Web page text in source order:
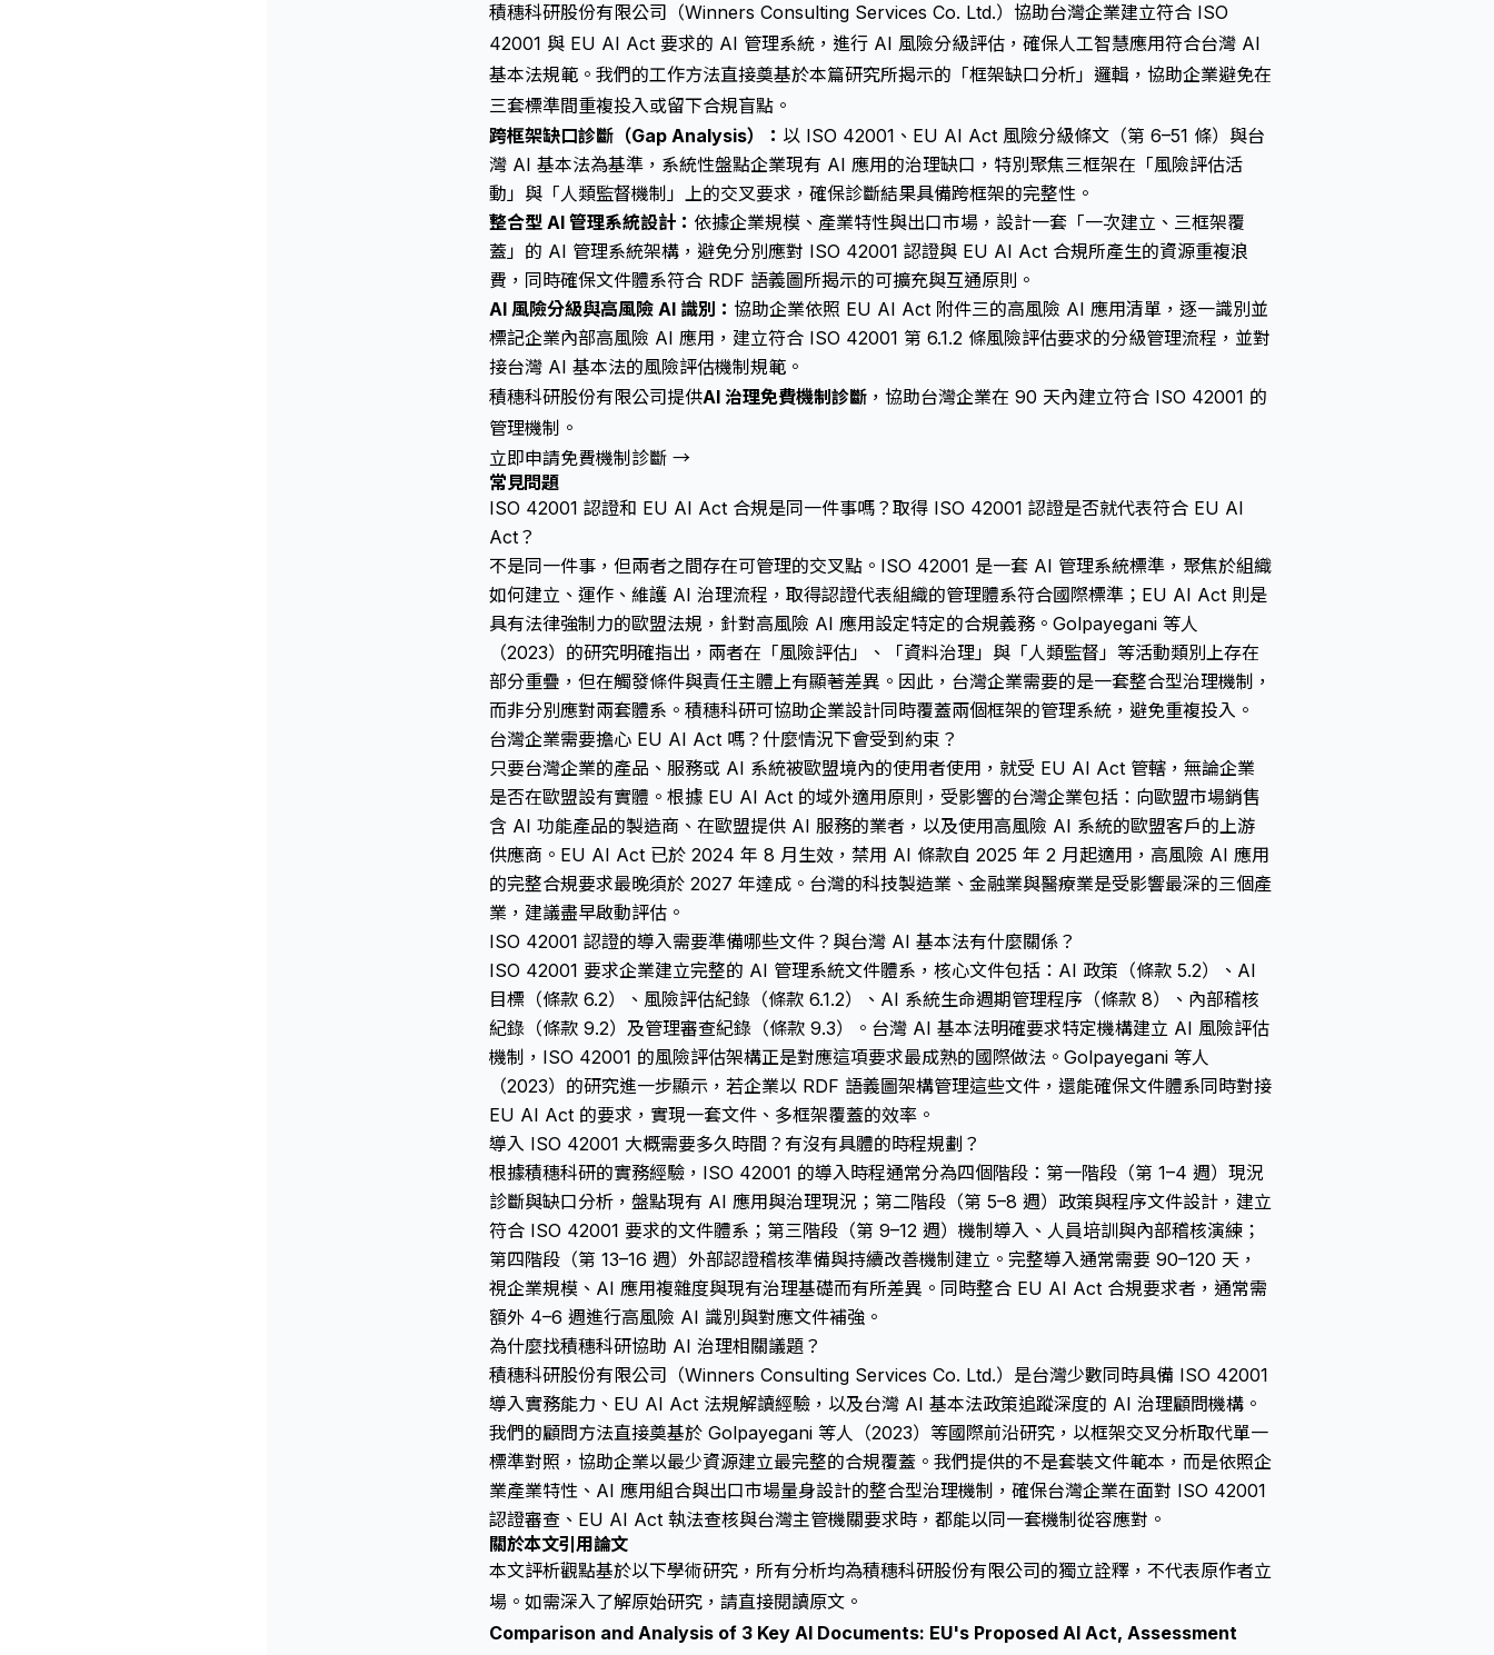
積穗科研股份有限公司（Winners Consulting Services Co. Ltd.）協助台灣企業建立符合 ISO
42001 與 EU AI Act 要求的 AI 管理系統，進行 AI 風險分級評估，確保人工智慧應用符合台灣 AI
基本法規範。我們的工作方法直接奠基於本篇研究所揭示的「框架缺口分析」邏輯，協助企業避免在
三套標準間重複投入或留下合規盲點。
跨框架缺口診斷（Gap Analysis）： 以 ISO 42001、EU AI Act 風險分級條文（第 6–51 條）與台
灣 AI 基本法為基準，系統性盤點企業現有 AI 應用的治理缺口，特別聚焦三框架在「風險評估活
動」與「人類監督機制」上的交叉要求，確保診斷結果具備跨框架的完整性。
整合型 AI 管理系統設計： 依據企業規模、產業特性與出口市場，設計一套「一次建立、三框架覆
蓋」的 AI 管理系統架構，避免分別應對 ISO 42001 認證與 EU AI Act 合規所產生的資源重複浪
費，同時確保文件體系符合 RDF 語義圖所揭示的可擴充與互通原則。
AI 風險分級與高風險 AI 識別： 協助企業依照 EU AI Act 附件三的高風險 AI 應用清單，逐一識別並
標記企業內部高風險 AI 應用，建立符合 ISO 42001 第 6.1.2 條風險評估要求的分級管理流程，並對
接台灣 AI 基本法的風險評估機制規範。
積穗科研股份有限公司提供AI 治理免費機制診斷 ，協助台灣企業在 90 天內建立符合 ISO 42001 的
管理機制。
立即申請免費機制診斷 →
常見問題
ISO 42001 認證和 EU AI Act 合規是同一件事嗎？取得 ISO 42001 認證是否就代表符合 EU AI
Act？
不是同一件事，但兩者之間存在可管理的交叉點。ISO 42001 是一套 AI 管理系統標準，聚焦於組織
如何建立、運作、維護 AI 治理流程，取得認證代表組織的管理體系符合國際標準；EU AI Act 則是
具有法律強制力的歐盟法規，針對高風險 AI 應用設定特定的合規義務。Golpayegani 等人
（2023）的研究明確指出，兩者在「風險評估」、「資料治理」與「人類監督」等活動類別上存在
部分重疊，但在觸發條件與責任主體上有顯著差異。因此，台灣企業需要的是一套整合型治理機制，
而非分別應對兩套體系。積穗科研可協助企業設計同時覆蓋兩個框架的管理系統，避免重複投入。
台灣企業需要擔心 EU AI Act 嗎？什麼情況下會受到約束？
只要台灣企業的產品、服務或 AI 系統被歐盟境內的使用者使用，就受 EU AI Act 管轄，無論企業
是否在歐盟設有實體。根據 EU AI Act 的域外適用原則，受影響的台灣企業包括：向歐盟市場銷售
含 AI 功能產品的製造商、在歐盟提供 AI 服務的業者，以及使用高風險 AI 系統的歐盟客戶的上游
供應商。EU AI Act 已於 2024 年 8 月生效，禁用 AI 條款自 2025 年 2 月起適用，高風險 AI 應用
的完整合規要求最晚須於 2027 年達成。台灣的科技製造業、金融業與醫療業是受影響最深的三個產
業，建議盡早啟動評估。
ISO 42001 認證的導入需要準備哪些文件？與台灣 AI 基本法有什麼關係？
ISO 42001 要求企業建立完整的 AI 管理系統文件體系，核心文件包括：AI 政策（條款 5.2）、AI
目標（條款 6.2）、風險評估紀錄（條款 6.1.2）、AI 系統生命週期管理程序（條款 8）、內部稽核
紀錄（條款 9.2）及管理審查紀錄（條款 9.3）。台灣 AI 基本法明確要求特定機構建立 AI 風險評估
機制，ISO 42001 的風險評估架構正是對應這項要求最成熟的國際做法。Golpayegani 等人
（2023）的研究進一步顯示，若企業以 RDF 語義圖架構管理這些文件，還能確保文件體系同時對接
EU AI Act 的要求，實現一套文件、多框架覆蓋的效率。
導入 ISO 42001 大概需要多久時間？有沒有具體的時程規劃？
根據積穗科研的實務經驗，ISO 42001 的導入時程通常分為四個階段：第一階段（第 1–4 週）現況
診斷與缺口分析，盤點現有 AI 應用與治理現況；第二階段（第 5–8 週）政策與程序文件設計，建立
符合 ISO 42001 要求的文件體系；第三階段（第 9–12 週）機制導入、人員培訓與內部稽核演練；
第四階段（第 13–16 週）外部認證稽核準備與持續改善機制建立。完整導入通常需要 90–120 天，
視企業規模、AI 應用複雜度與現有治理基礎而有所差異。同時整合 EU AI Act 合規要求者，通常需
額外 4–6 週進行高風險 AI 識別與對應文件補強。
為什麼找積穗科研協助 AI 治理相關議題？
積穗科研股份有限公司（Winners Consulting Services Co. Ltd.）是台灣少數同時具備 ISO 42001
導入實務能力、EU AI Act 法規解讀經驗，以及台灣 AI 基本法政策追蹤深度的 AI 治理顧問機構。
我們的顧問方法直接奠基於 Golpayegani 等人（2023）等國際前沿研究，以框架交叉分析取代單一
標準對照，協助企業以最少資源建立最完整的合規覆蓋。我們提供的不是套裝文件範本，而是依照企
業產業特性、AI 應用組合與出口市場量身設計的整合型治理機制，確保台灣企業在面對 ISO 42001
認證審查、EU AI Act 執法查核與台灣主管機關要求時，都能以同一套機制從容應對。
關於本文引用論文
本文評析觀點基於以下學術研究，所有分析均為積穗科研股份有限公司的獨立詮釋，不代表原作者立
場。如需深入了解原始研究，請直接閱讀原文。
Comparison and Analysis of 3 Key AI Documents: EU's Proposed AI Act, Assessment